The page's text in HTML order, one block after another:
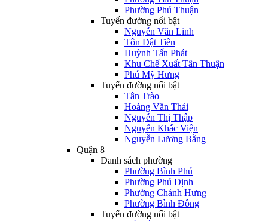
Phường Phú Thuận
Tuyến đường nổi bật
Nguyễn Văn Linh
Tôn Dật Tiên
Huỳnh Tấn Phát
Khu Chế Xuất Tân Thuận
Phú Mỹ Hưng
Tuyến đường nổi bật
Tân Trào
Hoàng Văn Thái
Nguyễn Thị Thập
Nguyễn Khắc Viện
Nguyễn Lương Bằng
Quận 8
Danh sách phường
Phường Bình Phú
Phường Phú Định
Phường Chánh Hưng
Phường Bình Đông
Tuyến đường nổi bật